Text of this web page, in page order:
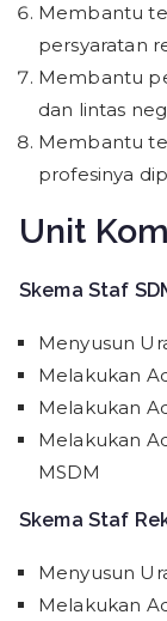
Membantu
persyaratan
Membantu
dan lintas
Membantu
profesinya
Unit
Skema Staf
Menyusun
Melakukan
Melakukan
Melakukan
MSDM
Skema Staf
Menyusun
Melakukan